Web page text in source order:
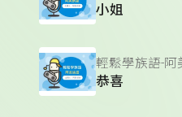
小姐
輕鬆學族語-阿
恭喜